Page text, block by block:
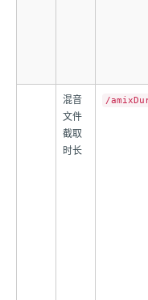
混音
文件
截取
时长
/